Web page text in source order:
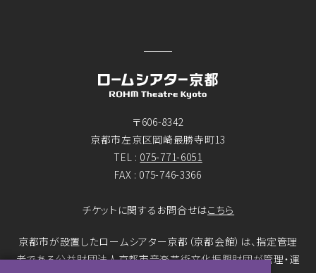
〒606-8342
京都市左京区岡崎最勝寺町13
TEL : 075-771-6051
FAX : 075-746-3366
チケットに関するお問合せはこちら
京都市が設置したロームシアター京都（京都会館）は、指定管理
者である公益財団法人京都市音楽芸術文化振興財団が管理・運